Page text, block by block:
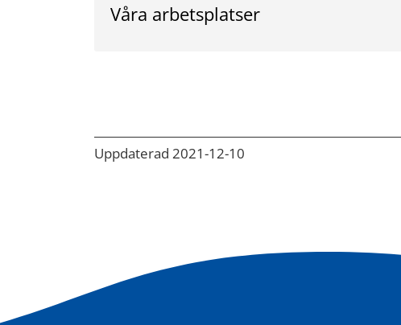
Våra arbetsplatser
Uppdaterad 2021-12-10